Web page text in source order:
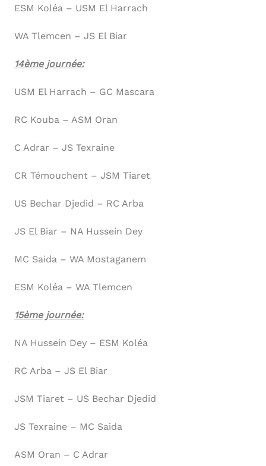
ESM Koléa – USM El Harrach
WA Tlemcen – JS El Biar
14ème journée:
USM El Harrach – GC Mascara
RC Kouba – ASM Oran
C Adrar – JS Texraine
CR Témouchent – JSM Tiaret
US Bechar Djedid – RC Arba
JS El Biar – NA Hussein Dey
MC Saida – WA Mostaganem
ESM Koléa – WA Tlemcen
15ème journée:
NA Hussein Dey – ESM Koléa
RC Arba – JS El Biar
JSM Tiaret – US Bechar Djedid
JS Texraine – MC Saida
ASM Oran – C Adrar